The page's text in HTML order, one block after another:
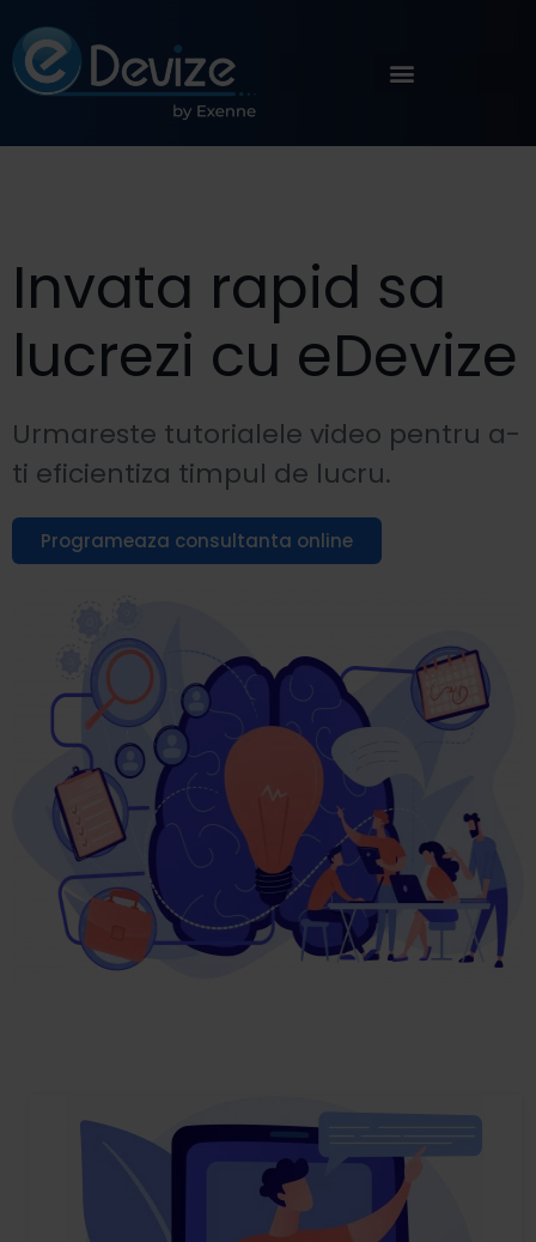
Invata rapid sa
lucrezi cu eDevize
Urmareste tutorialele video pentru a-
ti eficientiza timpul de lucru.
Programeaza consultanta online